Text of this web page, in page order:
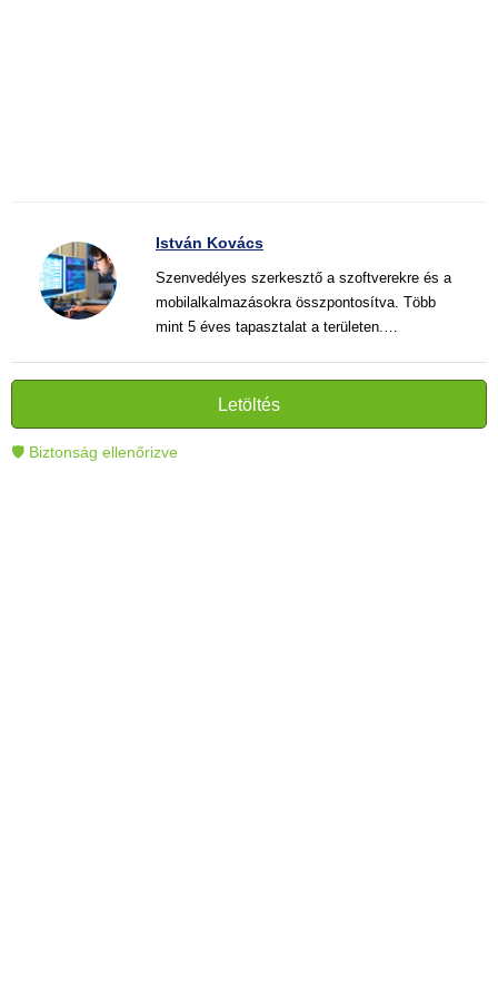
István Kovács
Szenvedélyes szerkesztő a szoftverekre és a
mobilalkalmazásokra összpontosítva. Több
mint 5 éves tapasztalat a területen.
és informatív szövegek alkotója, amelyek
segítik az olvasókat a modern technológia jobb
megértésében és használatában.
Letöltés
🛡 Biztonság ellenőrizve